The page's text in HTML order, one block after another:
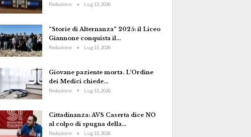
Redazione Lug 13, 2026
“Storie di Alternanza” 2025: il Liceo
Giannone conquista il…
Redazione Lug 13, 2026
Giovane paziente morta. L’Ordine
dei Medici chiede…
Redazione Lug 13, 2026
Cittadinanza: AVS Caserta dice NO
al colpo di spugna della…
Redazione Lug 13, 2026